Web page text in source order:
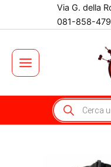
Via G. della
081-858-
Main
Menu
Products
search